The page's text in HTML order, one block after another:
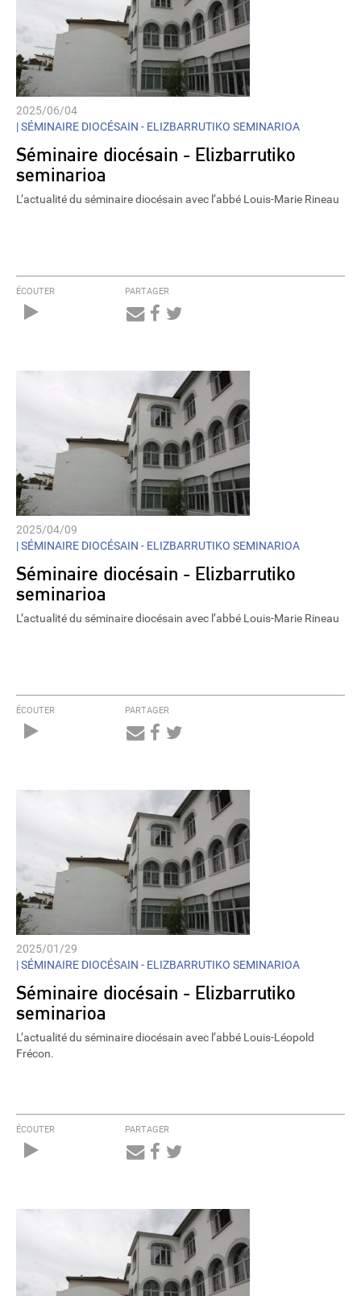
2025/06/04
|SÉMINAIRE DIOCÉSAIN - ELIZBARRUTIKO SEMINARIOA
Séminaire diocésain - Elizbarrutiko
seminarioa
L’actualité du séminaire diocésain avec l’abbé Louis-Marie Rineau
ÉCOUTER PARTAGER
2025/04/09
|SÉMINAIRE DIOCÉSAIN - ELIZBARRUTIKO SEMINARIOA
Séminaire diocésain - Elizbarrutiko
seminarioa
L’actualité du séminaire diocésain avec l’abbé Louis-Marie Rineau
ÉCOUTER PARTAGER
2025/01/29
|SÉMINAIRE DIOCÉSAIN - ELIZBARRUTIKO SEMINARIOA
Séminaire diocésain - Elizbarrutiko
seminarioa
L’actualité du séminaire diocésain avec l’abbé Louis-Léopold
Frécon.
ÉCOUTER PARTAGER